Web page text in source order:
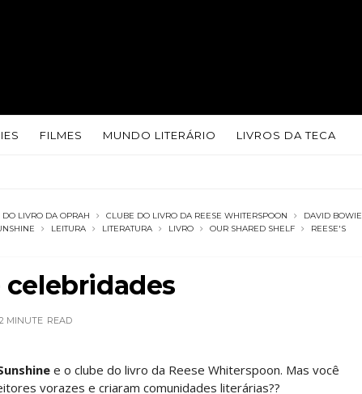
FILMES MUNDO LITERÁRIO LIVROS DA TECA
DO LIVRO DA OPRAH CLUBE DO LIVRO DA REESE WHITERSPOON
DAVID BOWIE
LEITURA LITERATURA LIVRO OUR SHARED SHELF
REESE'S
2 MINUTE READ
e o clube do livro da Reese Whiterspoon. Mas você
vorazes e criaram comunidades literárias??